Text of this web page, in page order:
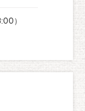
）